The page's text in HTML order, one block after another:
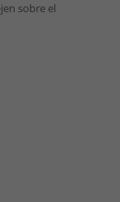
sobre el